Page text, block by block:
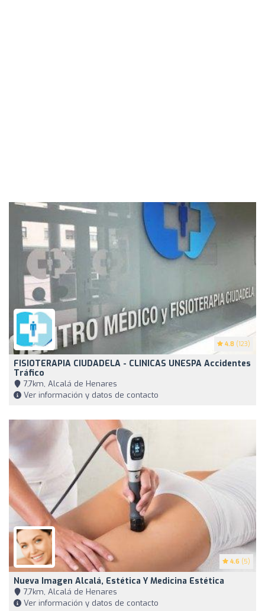
4.8 (123)
FISIOTERAPIA CIUDADELA - CLINICAS UNESPA Accidentes
Tráfico
7,7km, Alcalá de Henares
Ver información y datos de contacto
4.6 (5)
Nueva Imagen Alcalá, Estética Y Medicina Estética
7,7km, Alcalá de Henares
Ver información y datos de contacto